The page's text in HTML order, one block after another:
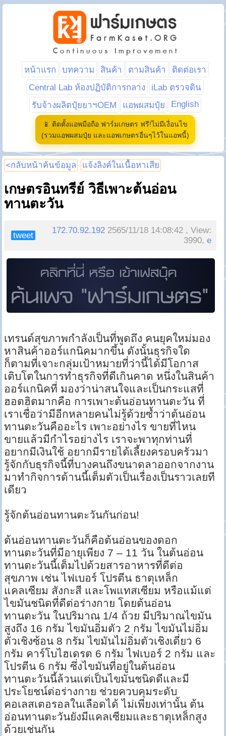
หน้าแรก บทความ สินค้า ตามสินค้า
ติดต่อเรา
Central Lab ห้องปฏิบัติการกลาง
iLab ตรวจดิน
รับจ้างผลิตปุ๋ยยาฯOEM
แอพผสมปุ๋ย English
📱 ติดตั้งแอพมือถือ ฟาร์มเกษตร ฟรี!ไม่มีเงื่อนไข
(รวมแอพผสมปุ๋ย และแอพเกษตรอื่นๆไว้ในแอพนี้)
<กลับหน้าค้นข้อมูล แจ้งลิงค์ในเนื้อหาเสีย
เกษตรอินทรีย์ วิธีเพาะต้นอ่อน
ทานตะวัน
tweet
172.70.92.192 2565/11/18 14:08:42 , View:
3990,e
เทรนด์สุขภาพกำลังเป็นที่พูดถึง คนยุคใหม่มอง
หาสินค้าออร์แกนิคมากขึ้น ดังนั้นธุรกิจใด
ก็ตามที่เจาะกลุ่มเป้าหมายที่ว่านี้ได้มีโอกาส
เติบโตในการทำธุรกิจที่ดีเกินคาด หนึ่งในสินค้า
ออร์แกนิคที่ มองว่าน่าสนใจและเป็นกระแสที่
ฮอตฮิตมากคือ การเพาะต้นอ่อนทานตะวัน ที่
เราเชื่อว่ามีอีกหลายคนไม่รู้ด้วยซ้ำว่าต้นอ่อน
ทานตะวันคืออะไร เพาะอย่างไร ขายที่ไหน
ขายแล้วมีกำไรอย่างไร เราจะพาทุกท่านที่
อยากมีเงินใช้ อยากมีรายได้เลี้ยงครอบครัวมา
รู้จักกับธุรกิจนี้ที่บางคนถึงขนาดลาออกจากงาน
มาทำกิจการด้านนี้เต็มตัวเป็นเรื่องเป็นราวเลยที
เดียว
รู้จักต้นอ่อนทานตะวันกันก่อน!
ต้นอ่อนทานตะวันก็คือต้นอ่อนของดอก
ทานตะวันที่มีอายุเพียง 7 – 11 วัน ในต้นอ่อน
ทานตะวันนี้เต็มไปด้วยสารอาหารที่ดีต่อ
สุขภาพ เช่น ไฟเบอร์ โปรตีน ธาตุเหล็ก
แคลเซียม สังกะสี และโพแทสเซียม หรือแม้แต่
ไขมันชนิดที่ดีต่อร่างกาย โดยต้นอ่อน
ทานตะวัน ในปริมาณ 1/4 ถ้วย มีปริมาณไขมัน
สูงถึง 16 กรัม ไขมันอิ่มตัว 2 กรัม ไขมันไม่อิ่ม
ตัวเชิงซ้อน 8 กรัม ไขมันไม่อิ่มตัวเชิงเดี่ยว 6
กรัม คาร์โบไฮเดรต 6 กรัม ไฟเบอร์ 2 กรัม และ
โปรตีน 6 กรัม ซึ่งไขมันที่อยู่ในต้นอ่อน
ทานตะวันนี้ล้วนแต่เป็นไขมันชนิดดีและมี
ประโยชน์ต่อร่างกาย ช่วยควบคุมระดับ
คอเลสเตอรอลในเลือดได้ ไม่เพียงเท่านั้น ต้น
อ่อนทานตะวันยังมีแคลเซียมและธาตุเหล็กสูง
ด้วยเช่นกัน